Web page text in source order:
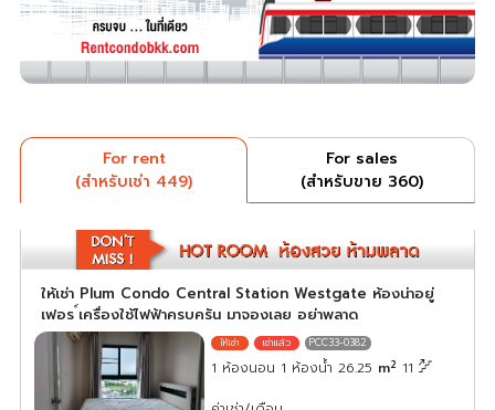
For rent
(สำหรับเช่า 449)
For sales
(สำหรับขาย 360)
ให้เช่า Plum Condo Central Station Westgate ห้องน่าอยู่
เฟอร ์เครื่องใช้ไฟฟ้าครบครัน มาจองเลย อย่าพลาด
PCC33-0382
1 ห้องนอน 1 ห้องน้ำ 26.25 m2 11